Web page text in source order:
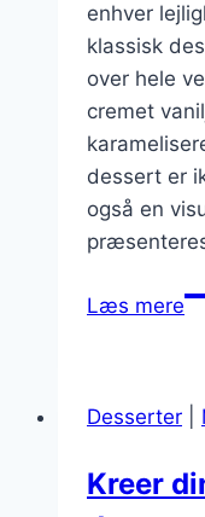
enhver
klassisk
over hele
cremet
dessert er
også en
Læs mere
til
Desserter
Kreer